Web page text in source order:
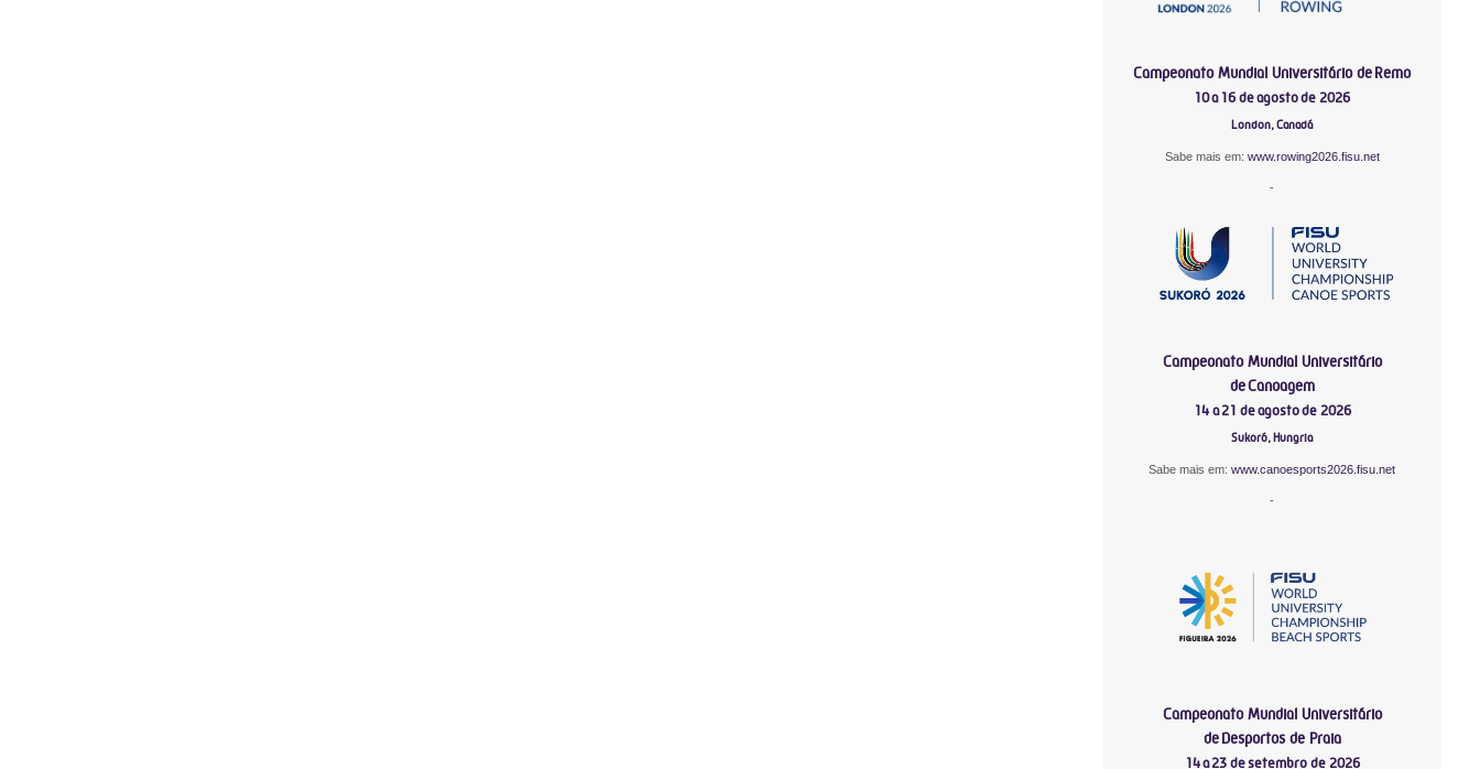
Campeonato Mundial Universitário de Remo
10 a 16 de agosto de 2026
London, Canadá
Sabe mais em: www.rowing2026.fisu.net
-
Campeonato Mundial Universitário
de Canoagem
14 a 21 de agosto de 2026
Sukoró, Hungria
Sabe mais em:www.canoesports2026.fisu.net
-
Campeonato Mundial Universitário
de Desportos de Praia
14 a 23 de setembro de 2026